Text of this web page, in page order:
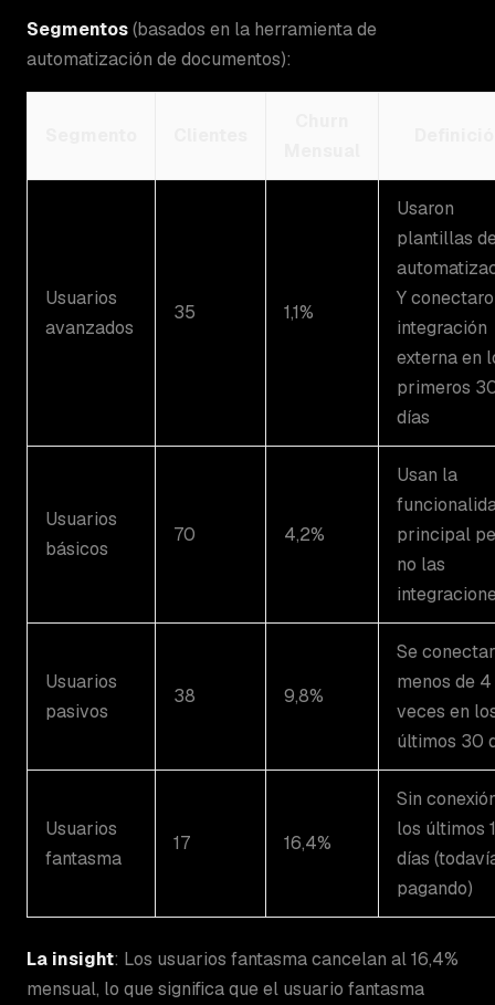
Segmentos(basados en la herramienta de
automatización de documentos):
Usuarios
avanzados
35 1,1%
Usaron
plantillas
Y
integración
externa en
primeros
días
Usuarios
básicos
70 4,2%
Usan la
principal
no las
Usuarios
pasivos
38 9,8%
Se
menos de 4
veces en
últimos 30
Usuarios
fantasma
17 16,4%
Sin
los últimos
días
pagando)
La insight: Los usuarios fantasma cancelan al 16,4%
mensual, lo que significa que el usuario fantasma